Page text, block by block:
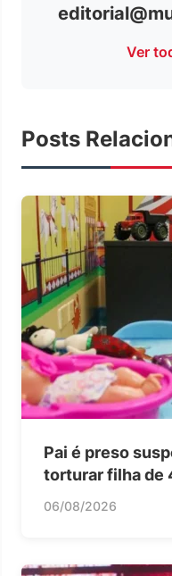
Ver
Posts
Pai é preso
torturar filha de
06/08/2026